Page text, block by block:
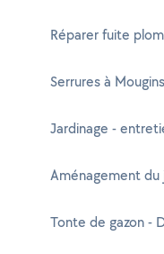
Réparer fuite
Serrures à Mougins
Jardinage -
Aménagement du
Tonte de gazon -